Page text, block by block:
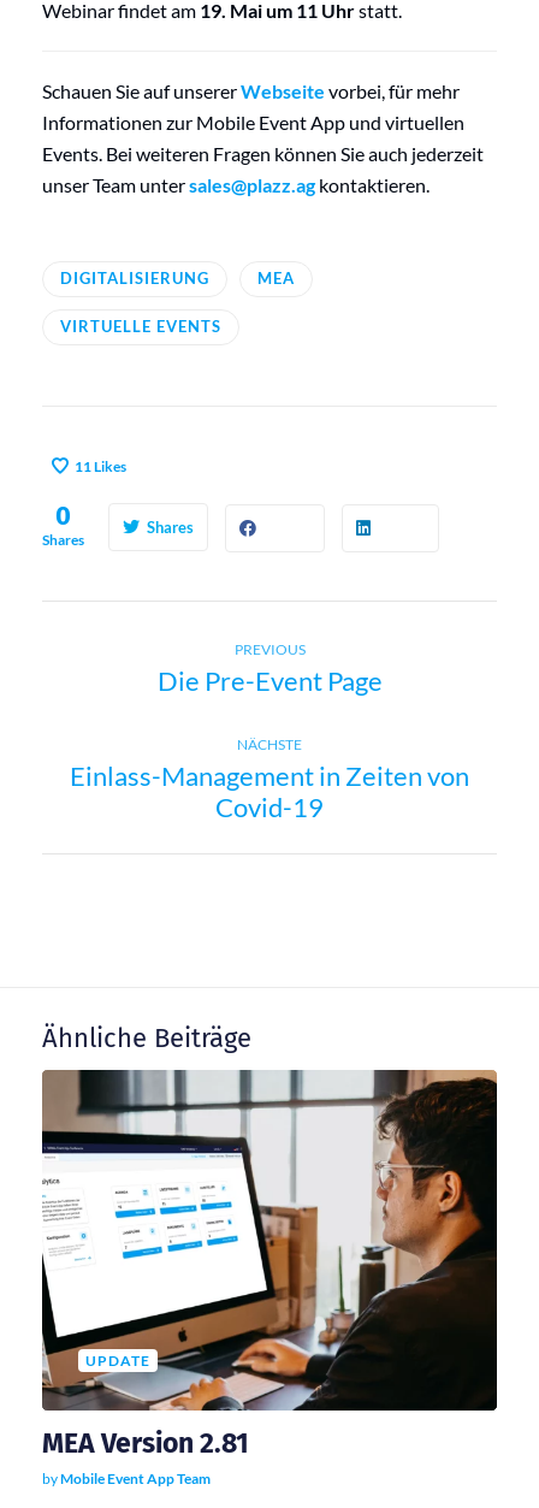
Webinar findet am 19. Mai um 11 Uhrstatt.
Schauen Sie auf unsererWebseite vorbei, für mehr
Informationen zur Mobile Event App und virtuellen
Events. Bei weiteren Fragen können Sie auch jederzeit
unser Team untersales@plazz.agkontaktieren.
DIGITALISIERUNG MEA
VIRTUELLE EVENTS
11 Likes
0
Shares
Shares
t
g
s
n
a
v
i
g
a
PREVIOUSPrevious
post:
Die Pre-Event Page
NÄCHSTENext
post:
Einlass-Management in Zeiten von
Covid-19
Ähnliche Beiträge
UPDATE
MEA Version 2.81
byMobile Event App Team